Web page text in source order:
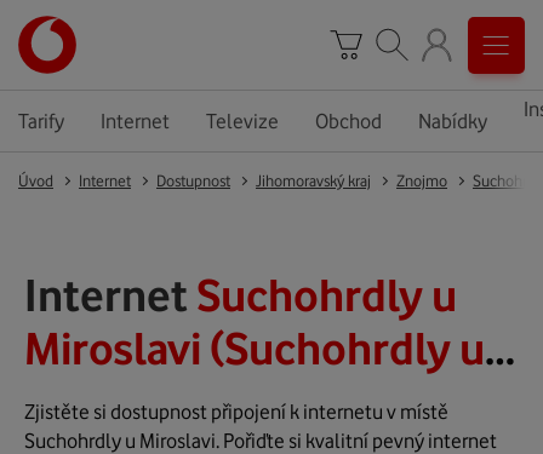
Tarify Internet Televize Obchod Nabídky
Úvod Internet Dostupnost Jihomoravský kraj Znojmo
Internet Suchohrdly u
Miroslavi (Suchohrdly u
Miroslavi)
Zjistěte si dostupnost připojení k internetu v místě
Suchohrdly u Miroslavi. Pořiďte si kvalitní pevný internet